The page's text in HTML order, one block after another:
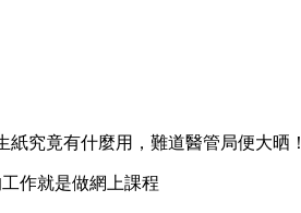
究竟有什麼用，難道醫管局便大晒！
作就是做網上課程